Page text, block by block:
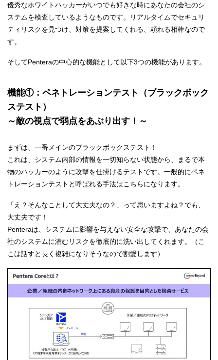
優秀なホワイトハッカーがいつでも好きな時にあなたの会社のシ
ステムを検査しているようなものです。リアルタイムでセキュリ
ティリスクを見つけ、対策を提案してくれる、頼れる相棒なので
す。
そしてPenteraの中心的な機能として以下3つの機能があります。
機能①：ペネトレーションテスト（ブラックボック
ステスト）
～敵の視点で弱点をあぶり出す！～
まずは、一番メインのブラックボックステスト！
これは、システム内部の情報を一切知らない状態から、まるで本
物のハッカーのように攻撃を仕掛けるテストです。一般的にペネ
トレーションテストと呼ばれる手法はこちらになります。
「え？そんなことして大丈夫なの？」って思いますよね？でも、
大丈夫です！
Penteraは、システムに影響を与えない安全な攻撃で、あなたの会
社のシステムに潜むリスクを徹底的に洗い出してくれます。（こ
こは話すと長く複雑になりそうなので割愛します）